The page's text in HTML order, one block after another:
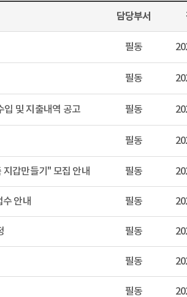
담당부서
필동
필동
입 및 지출내역 공고 필동
필동
갑만들기" 모집 안내 필동
안내 필동
필동
필동
필동